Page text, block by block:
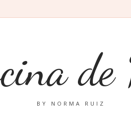
de
BY NORMA RUIZ